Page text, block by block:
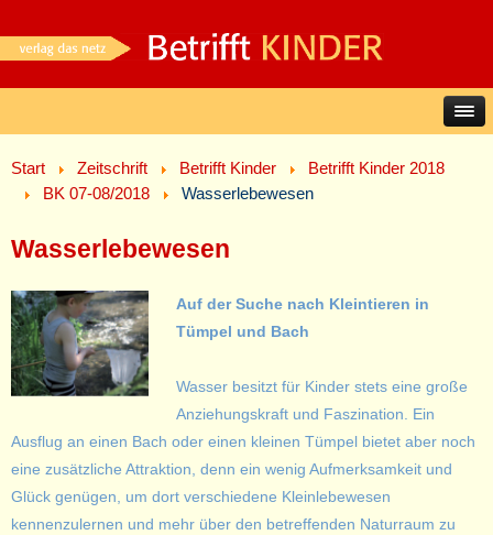
Start Zeitschrift Betrifft Kinder
Betrifft Kinder 2018
BK 07-08/2018
Wasserlebewesen
Wasserlebewesen
Auf der Suche nach Kleintieren in
Tümpel und Bach
Wasser besitzt für Kinder stets eine große
Anziehungskraft und Faszination. Ein
Ausflug an einen Bach oder einen kleinen Tümpel bietet aber noch
eine zusätzliche Attraktion, denn ein wenig Aufmerksamkeit und
Glück genügen, um dort verschiedene Kleinlebewesen
kennenzulernen und mehr über den betreffenden Naturraum zu